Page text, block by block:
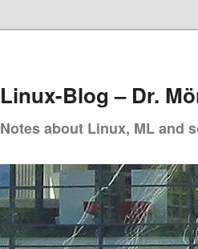
Linux-Blog – Dr.
Notes about Linux, ML and